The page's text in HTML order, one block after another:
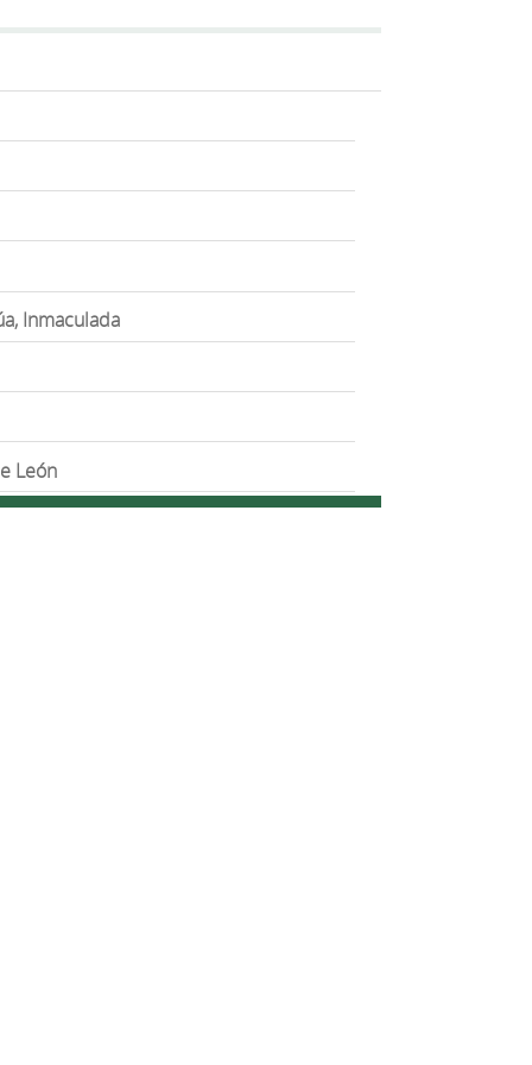
Inmaculada
León